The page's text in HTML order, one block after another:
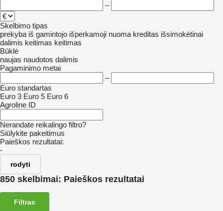
–
Skelbimo tipas
prekyba iš gamintojo išperkamoji nuoma kreditas išsimokėtinai
dalimis keitimas keitimas
Būklė
naujas naudotos dalimis
Pagaminimo metai
–
Euro standartas
Euro 3 Euro 5 Euro 6
Agroline ID
Nerandate reikalingo filtro?
Siūlykite pakeitimus
Paieškos rezultatai:
-
rodyti
850 skelbimai: Paieškos rezultatai
Filtras